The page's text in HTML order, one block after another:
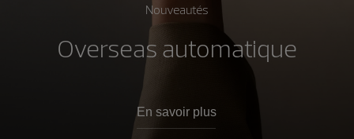
Nouveautés
Overseas automatique
En savoir plus